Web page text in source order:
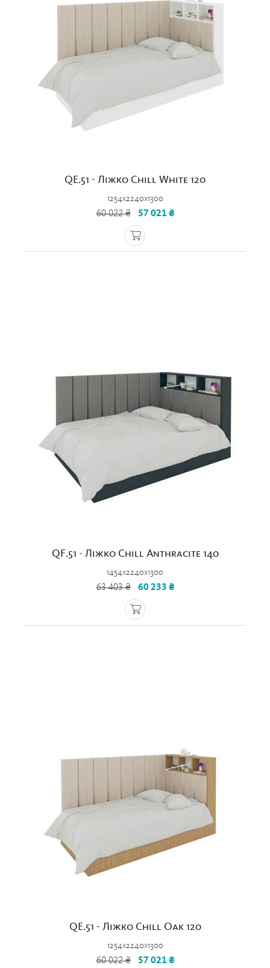
QE.51 - Ліжко Chill White 120
1254x2240x1300
60 022 ₴ 57 021 ₴
QF.51 - Ліжко Chill Anthracite 140
1454x2240x1300
63 403 ₴ 60 233 ₴
QE.51 - Ліжко Chill Oak 120
1254x2240x1300
60 022 ₴ 57 021 ₴